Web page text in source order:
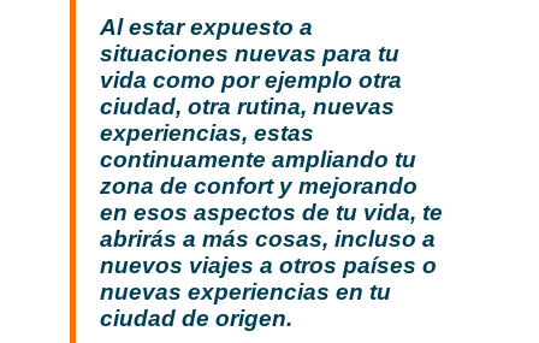
Al estar expuesto a
situaciones nuevas para tu
vida como por ejemplo otra
ciudad, otra rutina, nuevas
experiencias, estas
continuamente ampliando tu
zona de confort y mejorando
en esos aspectos de tu vida, te
abrirás a más cosas, incluso a
nuevos viajes a otros países o
nuevas experiencias en tu
ciudad de origen.